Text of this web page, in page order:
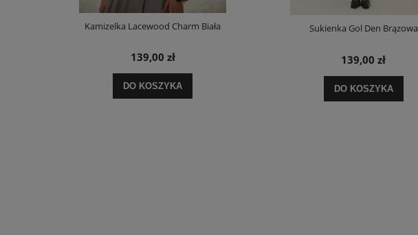
Kamizelka Lacewood Charm Biała
139,00 zł
DO KOSZYKA
Top Mono Biały
79,00 zł
DO KOSZYKA
Sukienka Gol Den Brązowa
139,00 zł
DO KOSZYKA